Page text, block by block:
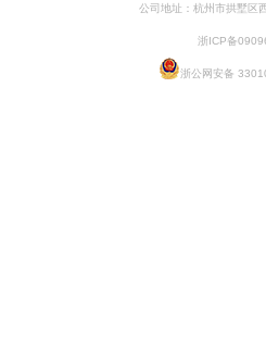
公司地址：杭州市拱墅区
浙ICP备
浙公网安备